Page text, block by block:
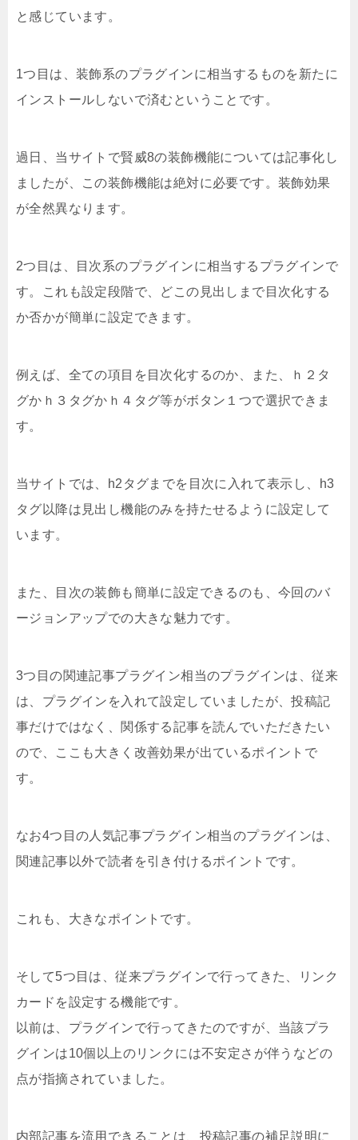
と感じています。
1つ目は、装飾系のプラグインに相当するものを新たに
インストールしないで済むということです。
過日、当サイトで賢威8の装飾機能については記事化し
ましたが、この装飾機能は絶対に必要です。装飾効果
が全然異なります。
2つ目は、目次系のプラグインに相当するプラグインで
す。これも設定段階で、どこの見出しまで目次化する
か否かが簡単に設定できます。
例えば、全ての項目を目次化するのか、また、ｈ２タ
グかｈ３タグかｈ４タグ等がボタン１つで選択できま
す。
当サイトでは、h2タグまでを目次に入れて表示し、h3
タグ以降は見出し機能のみを持たせるように設定して
います。
また、目次の装飾も簡単に設定できるのも、今回のバ
ージョンアップでの大きな魅力です。
3つ目の関連記事プラグイン相当のプラグインは、従来
は、プラグインを入れて設定していましたが、投稿記
事だけではなく、関係する記事を読んでいただきたい
ので、ここも大きく改善効果が出ているポイントで
す。
なお4つ目の人気記事プラグイン相当のプラグインは、
関連記事以外で読者を引き付けるポイントです。
これも、大きなポイントです。
そして5つ目は、従来プラグインで行ってきた、リンク
カードを設定する機能です。
以前は、プラグインで行ってきたのですが、当該プラ
グインは10個以上のリンクには不安定さが伴うなどの
点が指摘されていました。
内部記事を流用できることは、投稿記事の補足説明に